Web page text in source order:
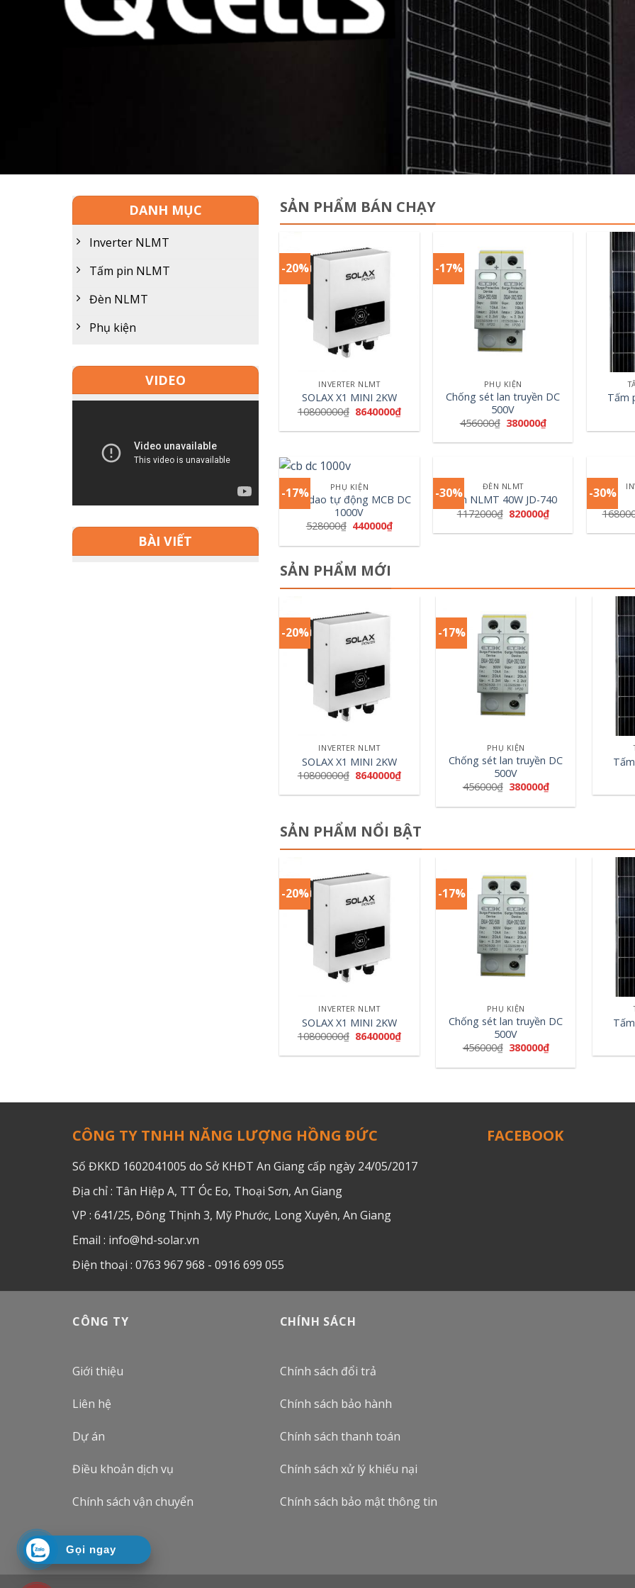
DANH MỤC
Inverter NLMT
Tấm pin NLMT
Đèn NLMT
Phụ kiện
VIDEO
BÀI VIẾT
SẢN PHẨM BÁN CHẠY
-20%
INVERTER NLMT
SOLAX X1 MINI 2KW
10800000₫ 8640000₫
-17%
PHỤ KIỆN
Chống sét lan truyền DC
500V
456000₫ 380000₫
Tấm
-17%
+
PHỤ KIỆN
Cầu dao tự động MCB DC
1000V
528000₫ 440000₫
-30% ĐÈN NLMT
Đèn NLMT 40W JD-740
1172000₫ 820000₫
-30%
SẢN PHẨM MỚI
-20%
INVERTER NLMT
SOLAX X1 MINI 2KW
10800000₫ 8640000₫
-17%
PHỤ KIỆN
Chống sét lan truyền DC
500V
456000₫ 380000₫
SẢN PHẨM NỔI BẬT
-20%
INVERTER NLMT
SOLAX X1 MINI 2KW
10800000₫ 8640000₫
-17%
PHỤ KIỆN
Chống sét lan truyền DC
500V
456000₫ 380000₫
CÔNG TY TNHH NĂNG LƯỢNG HỒNG ĐỨC
Số ĐKKD 1602041005 do Sở KHĐT An Giang cấp ngày 24/05/2017
Địa chỉ : Tân Hiệp A, TT Óc Eo, Thoại Sơn, An Giang
VP : 641/25, Đông Thịnh 3, Mỹ Phước, Long Xuyên, An Giang
Email : info@hd-solar.vn
Điện thoại : 0763 967 968 - 0916 699 055
FACEBOOK
CÔNG TY
Giới thiệu
Liên hệ
Dự án
Điều khoản dịch vụ
Chính sách vận chuyển
CHÍNH SÁCH
Chính sách đổi trả
Chính sách bảo hành
Chính sách thanh toán
Chính sách xử lý khiếu nại
Chính sách bảo mật thông tin
Gọi ngay